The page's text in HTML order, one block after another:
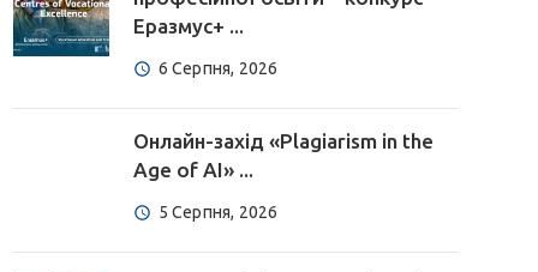
Еразмус+ ...
6 Серпня, 2026
Онлайн-захід «Plagiarism in the
Age of AI» ...
5 Серпня, 2026